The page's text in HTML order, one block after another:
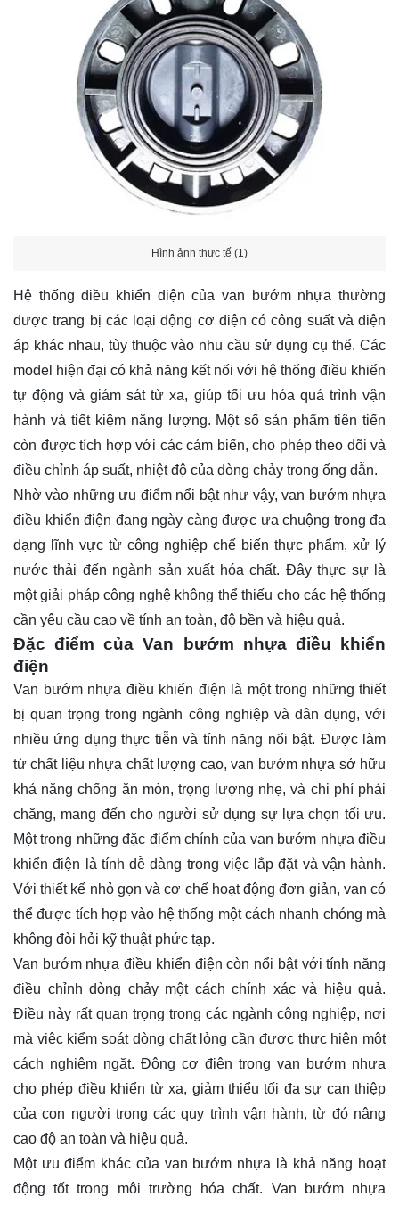
Hình ảnh thực tế (1)
Hệ thống điều khiển điện của van bướm nhựa thường
được trang bị các loại động cơ điện có công suất và điện
áp khác nhau, tùy thuộc vào nhu cầu sử dụng cụ thể. Các
model hiện đại có khả năng kết nối với hệ thống điều khiển
tự động và giám sát từ xa, giúp tối ưu hóa quá trình vận
hành và tiết kiệm năng lượng. Một số sản phẩm tiên tiến
còn được tích hợp với các cảm biến, cho phép theo dõi và
điều chỉnh áp suất, nhiệt độ của dòng chảy trong ống dẫn.
Nhờ vào những ưu điểm nổi bật như vậy, van bướm nhựa
điều khiển điện đang ngày càng được ưa chuộng trong đa
dạng lĩnh vực từ công nghiệp chế biến thực phẩm, xử lý
nước thải đến ngành sản xuất hóa chất. Đây thực sự là
một giải pháp công nghệ không thể thiếu cho các hệ thống
cần yêu cầu cao về tính an toàn, độ bền và hiệu quả.
Đặc điểm của Van bướm nhựa điều khiển
điện
Van bướm nhựa điều khiển điện là một trong những thiết
bị quan trọng trong ngành công nghiệp và dân dụng, với
nhiều ứng dụng thực tiễn và tính năng nổi bật. Được làm
từ chất liệu nhựa chất lượng cao, van bướm nhựa sở hữu
khả năng chống ăn mòn, trọng lượng nhẹ, và chi phí phải
chăng, mang đến cho người sử dụng sự lựa chọn tối ưu.
Một trong những đặc điểm chính của van bướm nhựa điều
khiển điện là tính dễ dàng trong việc lắp đặt và vận hành.
Với thiết kế nhỏ gọn và cơ chế hoạt động đơn giản, van có
thể được tích hợp vào hệ thống một cách nhanh chóng mà
không đòi hỏi kỹ thuật phức tạp.
Van bướm nhựa điều khiển điện còn nổi bật với tính năng
điều chỉnh dòng chảy một cách chính xác và hiệu quả.
Điều này rất quan trọng trong các ngành công nghiệp, nơi
mà việc kiểm soát dòng chất lỏng cần được thực hiện một
cách nghiêm ngặt. Động cơ điện trong van bướm nhựa
cho phép điều khiển từ xa, giảm thiểu tối đa sự can thiệp
của con người trong các quy trình vận hành, từ đó nâng
cao độ an toàn và hiệu quả.
Một ưu điểm khác của van bướm nhựa là khả năng hoạt
động tốt trong môi trường hóa chất. Van bướm nhựa